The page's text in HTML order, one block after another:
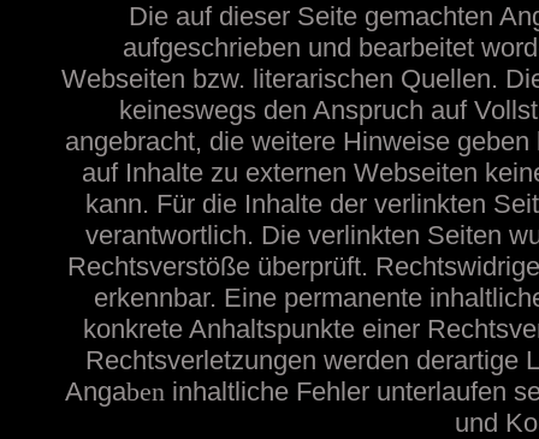
Die auf dieser Seite gemachten
aufgeschrieben und bearbeitet
Webseiten bzw. literarischen Quellen.
keineswegs den Anspruch auf
angebracht, die weitere Hinweise
auf Inhalte zu externen Webseiten
kann. Für die Inhalte der verlinkten
verantwortlich. Die verlinkten Seiten
Rechtsverstöße überprüft.
erkennbar. Eine permanente
konkrete Anhaltspunkte einer
Rechtsverletzungen werden derartige
Angaben inhaltliche Fehler unterlaufen
und